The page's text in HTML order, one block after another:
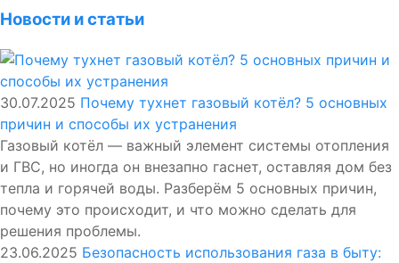
Новости и статьи
30.07.2025 Почему тухнет газовый котёл? 5 основных
причин и способы их устранения
Газовый котёл — важный элемент системы отопления
и ГВС, но иногда он внезапно гаснет, оставляя дом без
тепла и горячей воды. Разберём 5 основных причин,
почему это происходит, и что можно сделать для
решения проблемы.
23.06.2025 Безопасность использования газа в быту: